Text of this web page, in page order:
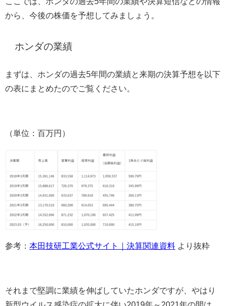
から、今後の株価を予想してみましょう。
ホンダの業績
まずは、ホンダの過去5年間の業績と来期の決算予想を以下
の表にまとめたのでご覧ください。
（単位：百万円）
参考： 本田技研工業公式サイト｜決算関連資料 より抜粋
それまで堅調に業績を伸ばしていたホンダですが、やはり